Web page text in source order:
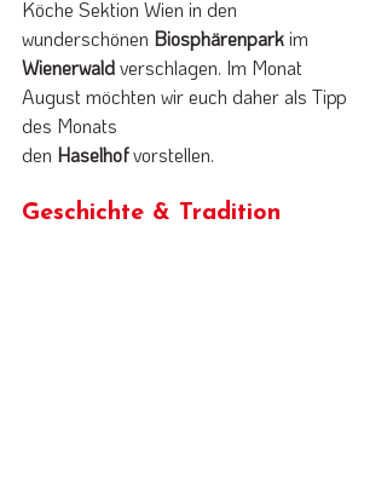
Köche Sektion Wien in den
wunderschönen Biosphärenpark im
Wienerwald verschlagen. Im Monat
August möchten wir euch daher als Tipp
des Monats
den Haselhof vorstellen.
Geschichte & Tradition